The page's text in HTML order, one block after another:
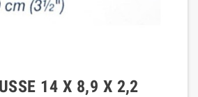
14 X 8,9 X 2,2